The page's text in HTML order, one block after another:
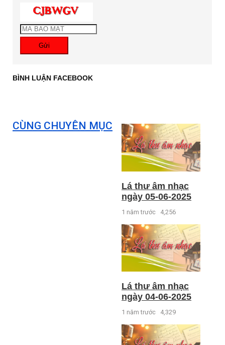
Gửi
BÌNH LUẬN FACEBOOK
CÙNG CHUYÊN MỤC
Lá thư âm nhạc
ngày 05-06-2025
1 năm trước 4,256
Lá thư âm nhạc
ngày 04-06-2025
1 năm trước 4,329